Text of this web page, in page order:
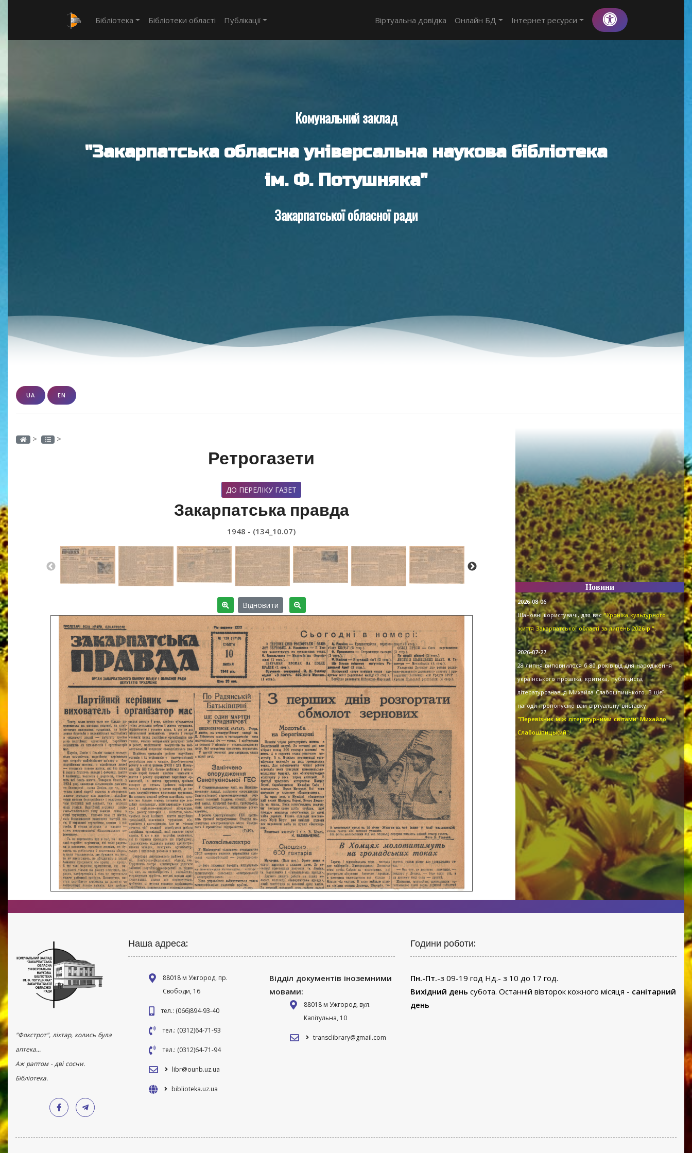
Бібліотека Бібліотеки області Публікації Віртуальна довідка Онлайн БД Інтернет ресурси
Комунальний заклад
"Закарпатська обласна універсальна наукова бібліотека
ім. Ф. Потушняка"
Закарпатської обласної ради
UA EN
> >
Ретрогазети
ДО ПЕРЕЛІКУ ГАЗЕТ
Закарпатська правда
1948 - (134_10.07)
Відновити
Новини
2026-08-06
Шановні користувачі, для вас"Хроніка культурного
життя Закарпатської області за липень 2026 р.".
2026-07-27
28 липня виповнилося б 80 років від дня народження
українського прозаїка, критика, публіциста,
літературознавця Михайла Слабошпицького. З цієї
нагоди пропонуємо вам віртуальну виставку
"Перевізник між літературними світами: Михайло
Слабошпицький".
"Фокстрот", ліхтар, колись була
аптека...
Аж раптом - дві сосни.
Бібліотека.
Наша адреса:
88018 м Ужгород, пр.
Свободи, 16
тел.: (066)894-93-40
тел.: (0312)64-71-93
тел.: (0312)64-71-94
libr@ounb.uz.ua
biblioteka.uz.ua
Відділ документів іноземними
мовами:
88018 м Ужгород, вул.
Капітульна, 10
transclibrary@gmail.com
Години роботи:
Пн.-Пт.-з 09-19 год Нд.- з 10 до 17 год.
Вихідний день субота. Останній вівторок кожного місяця - санітарний
день